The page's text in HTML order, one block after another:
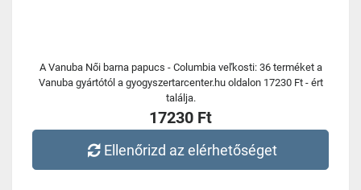
A Vanuba Női barna papucs - Columbia veľkosti: 36 terméket a
Vanuba gyártótól a gyogyszertarcenter.hu oldalon 17230 Ft - ért
találja.
17230 Ft
Ellenőrizd az elérhetőséget